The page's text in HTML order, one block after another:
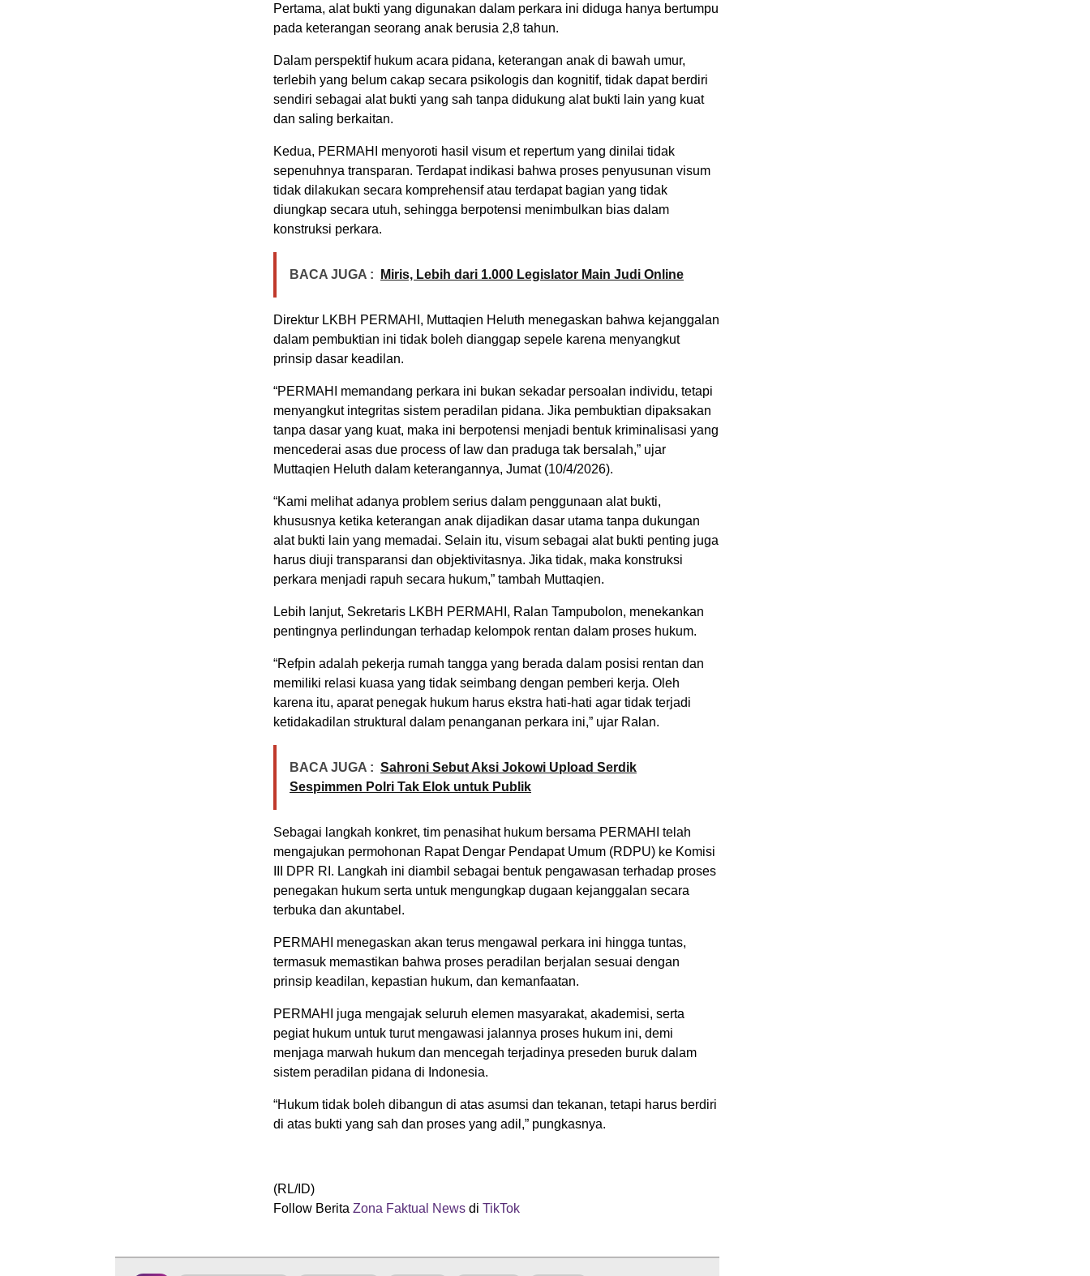
Pertama, alat bukti yang digunakan dalam perkara ini diduga hanya bertumpu
pada keterangan seorang anak berusia 2,8 tahun.
Dalam perspektif hukum acara pidana, keterangan anak di bawah umur,
terlebih yang belum cakap secara psikologis dan kognitif, tidak dapat berdiri
sendiri sebagai alat bukti yang sah tanpa didukung alat bukti lain yang kuat
dan saling berkaitan.
Kedua, PERMAHI menyoroti hasil visum et repertum yang dinilai tidak
sepenuhnya transparan. Terdapat indikasi bahwa proses penyusunan visum
tidak dilakukan secara komprehensif atau terdapat bagian yang tidak
diungkap secara utuh, sehingga berpotensi menimbulkan bias dalam
konstruksi perkara.
BACA JUGA : Miris, Lebih dari 1.000 Legislator Main Judi Online
Direktur LKBH PERMAHI, Muttaqien Heluth menegaskan bahwa kejanggalan
dalam pembuktian ini tidak boleh dianggap sepele karena menyangkut
prinsip dasar keadilan.
“PERMAHI memandang perkara ini bukan sekadar persoalan individu, tetapi
menyangkut integritas sistem peradilan pidana. Jika pembuktian dipaksakan
tanpa dasar yang kuat, maka ini berpotensi menjadi bentuk kriminalisasi yang
mencederai asas due process of law dan praduga tak bersalah,” ujar
Muttaqien Heluth dalam keterangannya, Jumat (10/4/2026).
“Kami melihat adanya problem serius dalam penggunaan alat bukti,
khususnya ketika keterangan anak dijadikan dasar utama tanpa dukungan
alat bukti lain yang memadai. Selain itu, visum sebagai alat bukti penting juga
harus diuji transparansi dan objektivitasnya. Jika tidak, maka konstruksi
perkara menjadi rapuh secara hukum,” tambah Muttaqien.
Lebih lanjut, Sekretaris LKBH PERMAHI, Ralan Tampubolon, menekankan
pentingnya perlindungan terhadap kelompok rentan dalam proses hukum.
“Refpin adalah pekerja rumah tangga yang berada dalam posisi rentan dan
memiliki relasi kuasa yang tidak seimbang dengan pemberi kerja. Oleh
karena itu, aparat penegak hukum harus ekstra hati-hati agar tidak terjadi
ketidakadilan struktural dalam penanganan perkara ini,” ujar Ralan.
BACA JUGA : Sahroni Sebut Aksi Jokowi Upload Serdik
Sespimmen Polri Tak Elok untuk Publik
Sebagai langkah konkret, tim penasihat hukum bersama PERMAHI telah
mengajukan permohonan Rapat Dengar Pendapat Umum (RDPU) ke Komisi
III DPR RI. Langkah ini diambil sebagai bentuk pengawasan terhadap proses
penegakan hukum serta untuk mengungkap dugaan kejanggalan secara
terbuka dan akuntabel.
PERMAHI menegaskan akan terus mengawal perkara ini hingga tuntas,
termasuk memastikan bahwa proses peradilan berjalan sesuai dengan
prinsip keadilan, kepastian hukum, dan kemanfaatan.
PERMAHI juga mengajak seluruh elemen masyarakat, akademisi, serta
pegiat hukum untuk turut mengawasi jalannya proses hukum ini, demi
menjaga marwah hukum dan mencegah terjadinya preseden buruk dalam
sistem peradilan pidana di Indonesia.
“Hukum tidak boleh dibangun di atas asumsi dan tekanan, tetapi harus berdiri
di atas bukti yang sah dan proses yang adil,” pungkasnya.
(RL/ID)
Follow Berita Zona Faktual News di TikTok